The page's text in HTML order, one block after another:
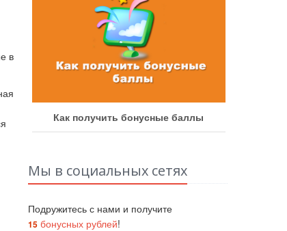
в
Как получить бонусные баллы
Мы в социальных сетях
Подружитесь с нами и получите
15бонусных рублей!